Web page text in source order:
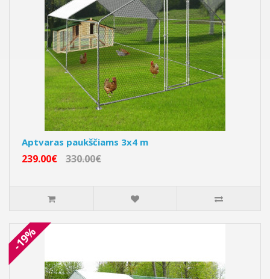
Aptvaras paukščiams 3x4 m
239.00€ 330.00€
-19%